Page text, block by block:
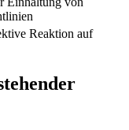
Reaktion auf